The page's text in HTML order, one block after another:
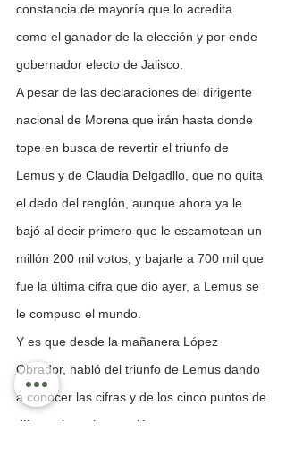
constancia de mayoría que lo acredita
como el ganador de la elección y por ende
gobernador electo de Jalisco.
A pesar de las declaraciones del dirigente
nacional de Morena que irán hasta donde
tope en busca de revertir el triunfo de
Lemus y de Claudia Delgadllo, que no quita
el dedo del renglón, aunque ahora ya le
bajó al decir primero que le escamotean un
millón 200 mil votos, y bajarle a 700 mil que
fue la última cifra que dio ayer, a Lemus se
le compuso el mundo.
Y es que desde la mañanera López
Obrador, habló del triunfo de Lemus dando
a conocer las cifras y de los cinco puntos de
diferencia en la votación.